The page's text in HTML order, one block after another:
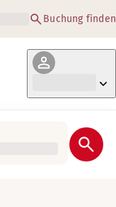
Buchung finden